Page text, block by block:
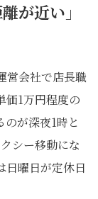
が近い」
営会社で店長職
価1万円程度の
が深夜1時と
シー移動にな
日曜日が定休日